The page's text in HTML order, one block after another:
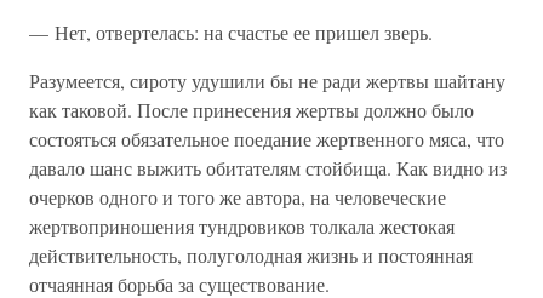
— Нет, отвертелась: на счастье ее пришел зверь.
Разумеется, сироту удушили бы не ради жертвы шайтану
как таковой. После принесения жертвы должно было
состояться обязательное поедание жертвенного мяса, что
давало шанс выжить обитателям стойбища. Как видно из
очерков одного и того же автора, на человеческие
жертвоприношения тундровиков толкала жестокая
действительность, полуголодная жизнь и постоянная
отчаянная борьба за существование.